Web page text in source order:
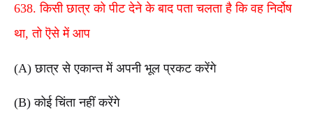
638. किसी छात्र को पीट देने के बाद पता चलता है कि वह निर्दोष
था, तो ऎसे में आप
(A) छात्र से एकान्त में अपनी भूल प्रकट करेंगे
(B) कोई चिंता नहीं करेंगे